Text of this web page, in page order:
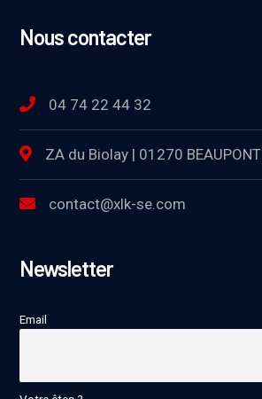
Nous contacter
04 74 22 44 32
ZA du Biolay | 01270 BEAUPONT
contact@xlk-se.com
Newsletter
Email